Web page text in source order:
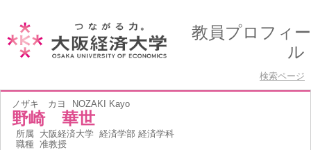
教員プロフィー
ル
検索ページ
ノザキ カヨ NOZAKI Kayo
野崎 華世
所属 大阪経済大学 経済学部 経済学科
職種 准教授